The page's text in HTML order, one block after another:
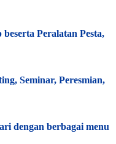
Peralatan Pesta,
Seminar, Peresmian,
dengan berbagai menu